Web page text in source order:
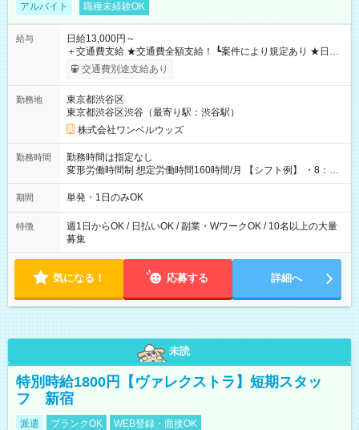
アルバイト 職種未経験OK
給与
日給13,000円～
＋交通費支給 ★交通費全額支給！ ┗案件により規定あり ★日払
いOK！（規定あり） ┗働いたその日に現金GET♪ お仕事後はコ
ンビニATMから 日払い分を引き落とせます！ 【試用期間】試
交通費別途支給あり
勤務地
東京都渋谷区
東京都渋谷区渋谷（最寄り駅：渋谷駅）
株式会社ワンベルウッズ
勤務時間
勤務時間は指定なし
変形労働時間制 想定労働時間160時間/月 【シフト例】 ・8：00
～21：00
期間 単発・1日のみOK
特徴
週1日からOK / 日払いOK / 副業・WワークOK / 10名以上の大量
募集
気になる！ 応募する 詳細へ
未読
特別時給1800円【ヴァレクストラ】短期スタッ
フ 新宿
派遣 ブランクOK WEB登録・面接OK